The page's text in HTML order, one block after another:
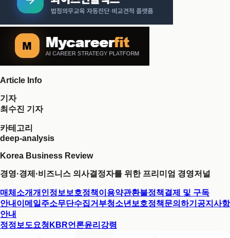
Article Info
기자
최수진 기자
카테고리
deep-analysis
Korea Business Review
경영·경제·비즈니스 의사결정자를 위한 프리미엄 경영저널
매체소개개인정보보호정책이용약관환불정책결제 및 구독
안내 이메일주소무단수집거부청소년보호정책문의하기 공지사항
안내
정정보도요청 KBR언론윤리강령